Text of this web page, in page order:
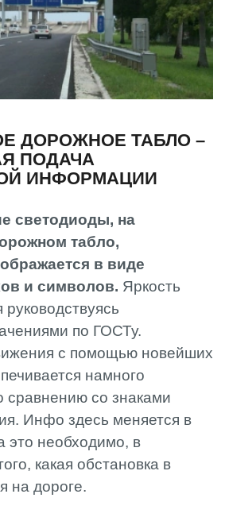
ДОРОЖНОЕ ТАБЛО –
ПОДАЧА
ИНФОРМАЦИИ
светодиоды, на
табло,
в виде
и символов. Яркость
руководствуясь
по ГОСТу.
с помощью новейших
намного
сравнению со знаками
Инфо здесь меняется в
это необходимо, в
какая обстановка в
на дороге.